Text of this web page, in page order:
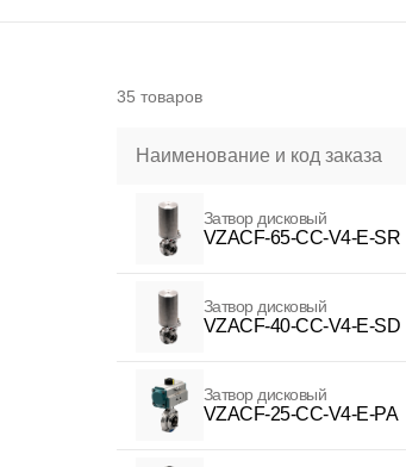
35 товаров
Наименование и код заказа
Затвор дисковый
VZACF-65-CC-V4-E-SR
Затвор дисковый
VZACF-40-CC-V4-E-SD
Затвор дисковый
VZACF-25-CC-V4-E-PA